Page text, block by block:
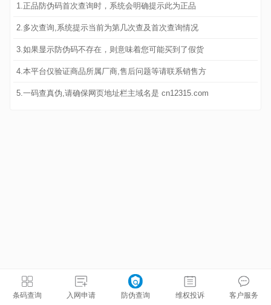
1.正品防伪码首次查询时，系统会明确提示此为正品
2.多次查询,系统提示当前为第几次查及首次查询情况
3.如果显示防伪码不存在，则意味着您可能买到了假货
4.本平台仅验证商品所属厂商,售后问题等请联系销售方
5.一码查真伪,请确保网页地址栏主域名是 cn12315.com
条码查询 入网申请 防伪查询 维权投诉 客户服务